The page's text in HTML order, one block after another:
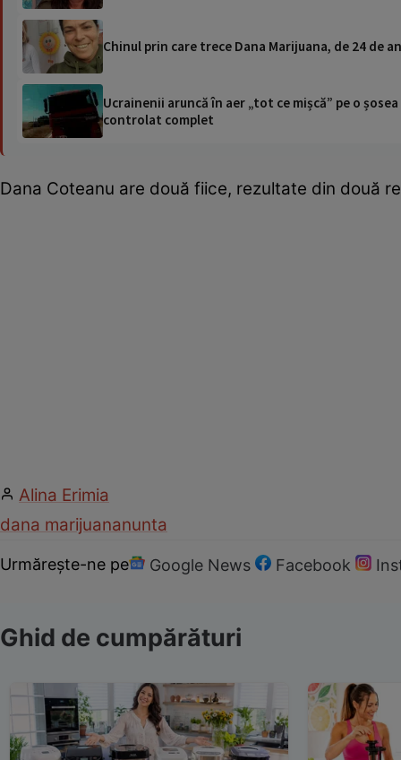
Chinul prin care trece Dana Marijuana, de 24 de
Ucrainenii aruncă în aer „tot ce mișcă” pe o
controlat complet
Dana Coteanu are două fiice, rezultate din două
Alina Erimia
dana marijuananunta
Urmărește-ne pe Google News Facebook
Ghid de cumpărături